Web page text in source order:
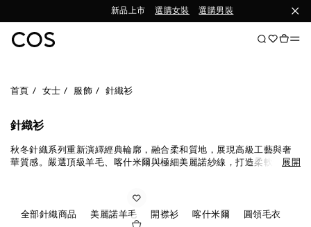
新品上市 選購女裝 選購男裝
首頁 女士 服飾 針織衫
針織衫
秋冬針織系列重新演繹經典輪廓，融合柔和質地，展現高級工藝與奢
華質感。嚴選頂級羊毛、喀什米爾與極細美麗諾紗線，打造柔軟舒適展開
全部針織商品 美麗諾羊毛 開襟衫 喀什米爾 圓領毛衣